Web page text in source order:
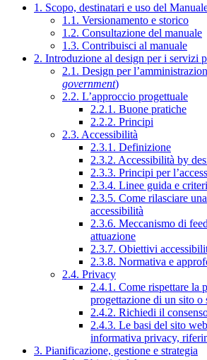
1. Scopo, destinatari e uso del
1.1. Versionamento e storico
1.2. Consultazione del manuale
1.3. Contribuisci al manuale
2. Introduzione al design per i servizi
2.1. Design per
government)
2.2. L’approccio progettuale
2.2.1. Buone pratiche
2.2.2. Principi
2.3. Accessibilità
2.3.1. Definizione
2.3.2. Accessibilità by
2.3.3. Principi per
2.3.4. Linee guida e
2.3.5. Come rilasciare
accessibilità
2.3.6. Meccanismo di
attuazione
2.3.7. Obiettivi
2.3.8. Normativa e
2.4. Privacy
2.4.1. Come rispettare la
progettazione di un sito
2.4.2. Richiedi il
2.4.3. Le basi del sito
informativa privacy,
3. Pianificazione, gestione e strategia